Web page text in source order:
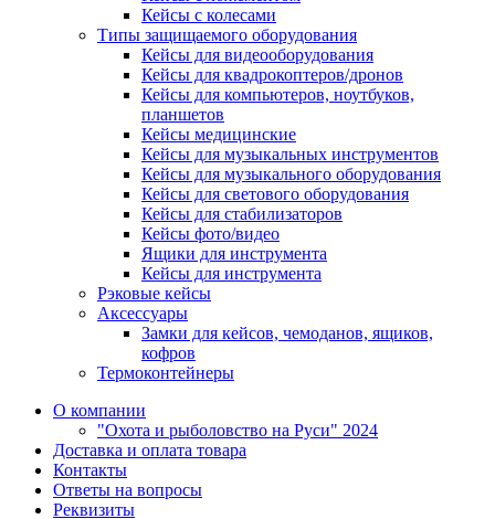
Кейсы с колесами
Типы защищаемого оборудования
Кейсы для видеооборудования
Кейсы для квадрокоптеров/дронов
Кейсы для компьютеров, ноутбуков,
планшетов
Кейсы медицинские
Кейсы для музыкальных инструментов
Кейсы для музыкального оборудования
Кейсы для светового оборудования
Кейсы для стабилизаторов
Кейсы фото/видео
Ящики для инструмента
Кейсы для инструмента
Рэковые кейсы
Аксессуары
Замки для кейсов, чемоданов, ящиков,
кофров
Термоконтейнеры
О компании
"Охота и рыболовство на Руси" 2024
Доставка и оплата товара
Контакты
Ответы на вопросы
Реквизиты